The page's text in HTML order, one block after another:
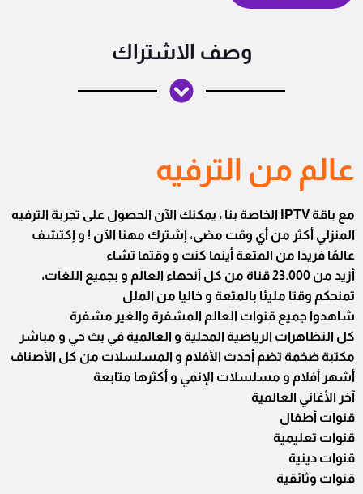
وصف الاشتراك
عالم من الترفيه
مع باقة IPTV الخاصة بنا ، يمكنك الآن الحصول على تجربة الترفيه
المنزلي أكثر من أي وقت مضى، إشترك مهنا الآن ! و إكتشف
عالمًا فريدا من المتعة أينما كنت و وقتما تشاء
أزيد من 23.000 قناة من كل أنحهاء العالم و بجميع اللغات،
تمنحكم وقتا مليئا بالمتعة و خاليا من الملل
شاهدوا جميع قنوات العالم المشفرة والغير مشفرة
كل التظاهرات الرياضية المحلية و العالمية في بث حي و مباشر
مكتبة ضخمة تضم أحدث الأفلام و المسلسلات من كل الأصناف
أشهر أفلام و مسلسلات الإنمي و أكثرها متابعة
آخر الأغاني العالمية
قنوات أطفال
قنوات تعليمية
قنوات دينية
قنوات وثائقية